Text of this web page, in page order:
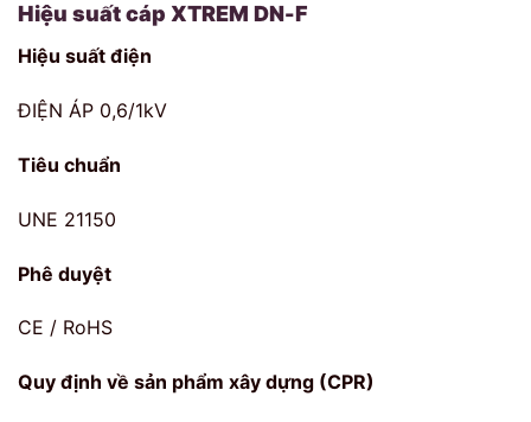
Hiệu suất cáp XTREM DN-F
Hiệu suất điện
ĐIỆN ÁP 0,6/1kV
Tiêu chuẩn
UNE 21150
Phê duyệt
CE / RoHS
Quy định về sản phẩm xây dựng (CPR)